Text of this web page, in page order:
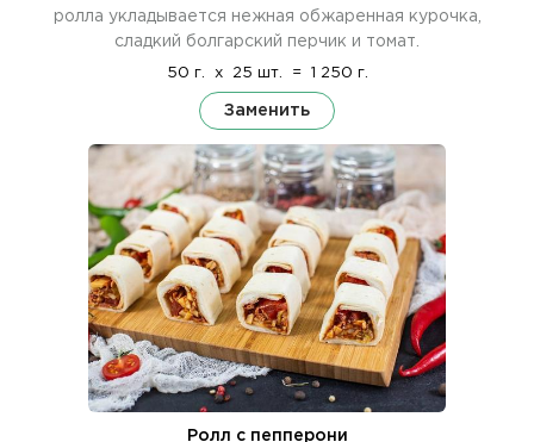
ролла укладывается нежная обжаренная курочка,
сладкий болгарский перчик и томат.
50 г. x 25 шт. = 1 250 г.
Заменить
Ролл с пепперони